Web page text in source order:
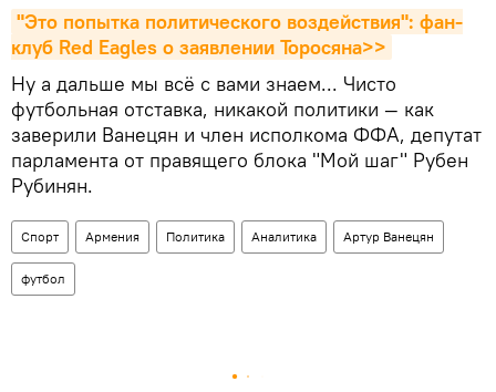
"Это попытка политического воздействия": фан-
клуб Red Eagles о заявлении Торосяна>>
Ну а дальше мы всё с вами знаем... Чисто
футбольная отставка, никакой политики — как
заверили Ванецян и член исполкома ФФА, депутат
парламента от правящего блока "Мой шаг" Рубен
Рубинян.
Спорт Армения Политика Аналитика Артур Ванецян
футбол